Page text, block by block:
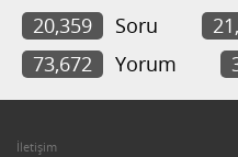
20,359 Soru
73,672
Yorum
İletişim